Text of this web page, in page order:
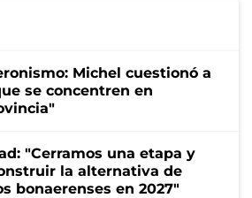
Michel cuestionó a
se concentren en
"Cerramos una etapa y
la alternativa de
bonaerenses en 2027"